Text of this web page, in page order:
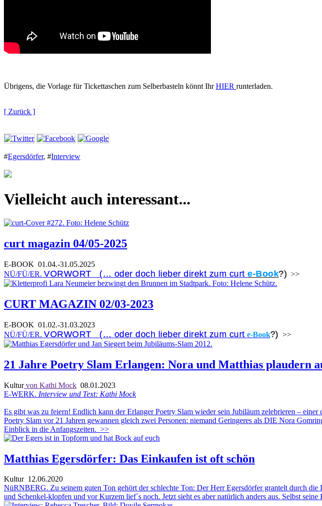
Übrigens, die Vorlage für Tickettaschen zum Selberbasteln könnt IhrHIER runterladen.
[ Zurück ]
#Egersdörfer, #Interview
Vielleicht auch interessant...
curt magazin 04/05-2025
E-BOOK 01.04.-31.05.2025
NÜ/FÜ/ER. VORWORT (… oder doch lieber direkt zum curt e-Book?) >>
CURT MAGAZIN 02/03-2023
E-BOOK 01.02.-31.03.2023
NÜ/FÜ/ER. VORWORT (… oder doch lieber direkt zum curt e-Book?) >>
21 Jahre Poetry Slam Erlangen: Nora und Matthias plaudern
Kulturvon Kathi Mock 08.01.2023
E-WERK. Interview und Text: Kathi Mock
Es gibt was zu feiern! Endlich kann der Erlanger Poetry Slam wieder sein Jubiläum zelebrieren –
Poetry Slam vor 21 Jahren gewannen gleich zwei Personen: niemand Geringeres als DIE Nora
Einblick in die Anfangszeiten. >>
Matthias Egersdörfer: Das Einkaufen ist oft schön
Kultur12.06.2020
NüRNBERG. Zu seinem guten Ton gehört der schlechte Ton: Der Herr Egersdörfer grantelt durch
und Schenkel-klopfen und vor Kurzem lief´s noch. Jetzt sieht es aber natürlich anders aus. Selbst